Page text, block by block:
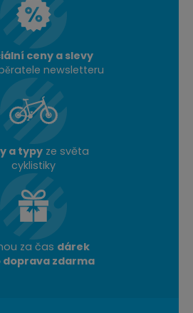
ceny a slevy
newsletteru
a typyze světa
cyklistiky
za čas dárek
doprava zdarma